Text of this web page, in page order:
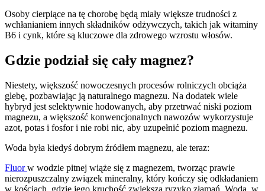
Osoby cierpiące na tę chorobę będą miały większe trudności z
wchłanianiem innych składników odżywczych, takich jak witaminy
B6 i cynk, które są kluczowe dla zdrowego wzrostu włosów.
Gdzie podział się cały magnez?
Niestety, większość nowoczesnych procesów rolniczych obciąża
glebę, pozbawiając ją naturalnego magnezu. Na dodatek wiele
hybryd jest selektywnie hodowanych, aby przetrwać niski poziom
magnezu, a większość konwencjonalnych nawozów wykorzystuje
azot, potas i fosfor i nie robi nic, aby uzupełnić poziom magnezu.
Woda była kiedyś dobrym źródłem magnezu, ale teraz:
Fluorw wodzie pitnej wiąże się z magnezem, tworząc prawie
nierozpuszczalny związek mineralny, który kończy się odkładaniem